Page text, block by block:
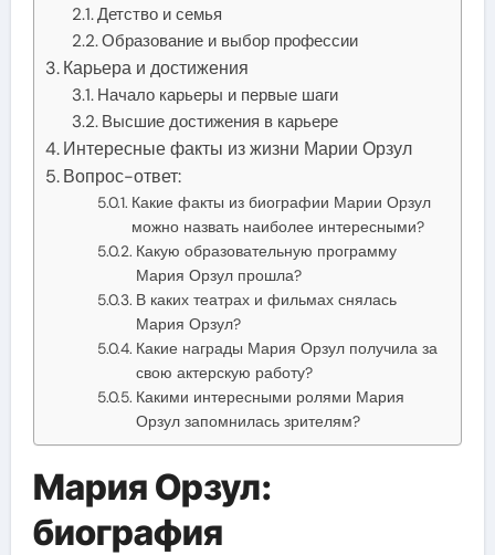
Детство и семья
Образование и выбор профессии
Карьера и достижения
Начало карьеры и первые шаги
Высшие достижения в карьере
Интересные факты из жизни Марии Орзул
Вопрос-ответ:
Какие факты из биографии Марии Орзул
можно назвать наиболее интересными?
Какую образовательную программу
Мария Орзул прошла?
В каких театрах и фильмах снялась
Мария Орзул?
Какие награды Мария Орзул получила за
свою актерскую работу?
Какими интересными ролями Мария
Орзул запомнилась зрителям?
Мария Орзул:
биография